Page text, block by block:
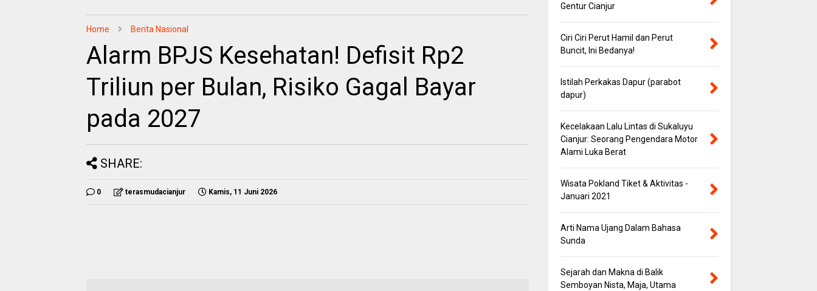
Home Berita Nasional
Alarm BPJS Kesehatan! Defisit Rp2
Triliun per Bulan, Risiko Gagal Bayar
pada 2027
SHARE:
0 terasmudacianjur Kamis, 11 Juni 2026
Gentur Cianjur
Ciri Ciri Perut Hamil dan Perut
Buncit, Ini Bedanya!
Istilah Perkakas Dapur (parabot
dapur)
Kecelakaan Lalu Lintas di Sukaluyu
Cianjur: Seorang Pengendara Motor
Alami Luka Berat
Wisata Pokland Tiket & Aktivitas -
Januari 2021
Arti Nama Ujang Dalam Bahasa
Sunda
Sejarah dan Makna di Balik
Semboyan Nista, Maja, Utama